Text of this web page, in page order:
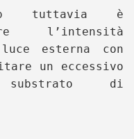
tuttavia è
l’intensità
esterna con
un eccessivo
di